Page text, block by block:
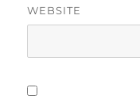
WEBSITE